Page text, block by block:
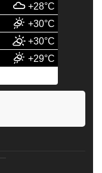
+28°C
+30°C
+30°C
+29°C